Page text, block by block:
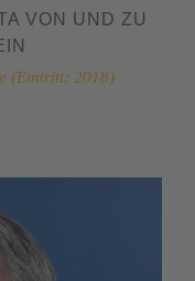
VON UND ZU
(Eintritt: 2018)